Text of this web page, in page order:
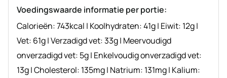
Voedingswaarde informatie per portie:
Calorieën:743kcal | Koolhydraten:41g| Eiwit: 12g|
Vet: 61g|Verzadigd vet:33g| Meervoudigd
onverzadigd vet: 5g| Enkelvoudig onverzadigd vet:
13g|Cholesterol: 135mg| Natrium: 131mg| Kalium: